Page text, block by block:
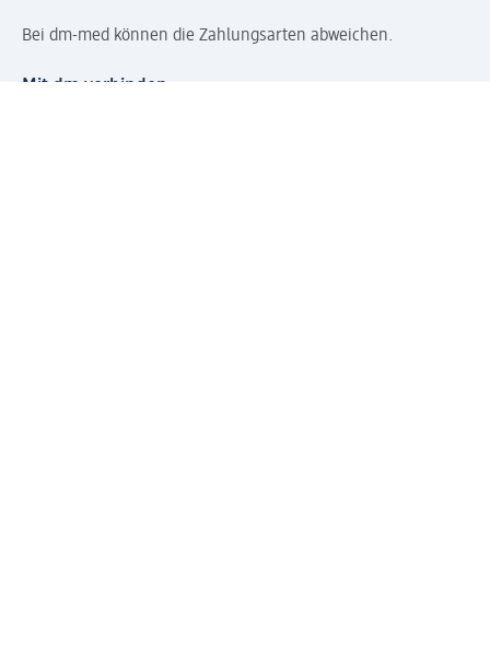
Bei dm-med können die Zahlungsarten abweichen.
Mit dm verbinden